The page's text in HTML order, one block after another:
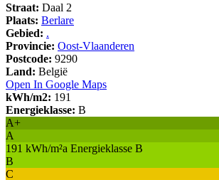
Straat: Daal 2
Plaats: Berlare
Gebied: .
Provincie: Oost-Vlaanderen
Postcode: 9290
Land: België
Open In Google Maps
kWh/m2: 191
Energieklasse: B
A+
A
191 kWh/m²a Energieklasse B
B
C